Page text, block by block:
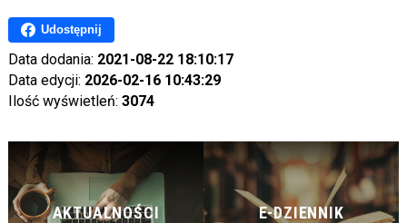
Udostępnij
Data dodania: 2021-08-22 18:10:17
Data edycji: 2026-02-16 10:43:29
Ilość wyświetleń: 3074
AKTUALNOŚCI E-DZIENNIK